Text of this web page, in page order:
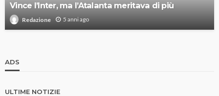
Vince l’Inter, ma l’Atalanta meritava di più
Redazione 5 anni ago
ADS
ULTIME NOTIZIE